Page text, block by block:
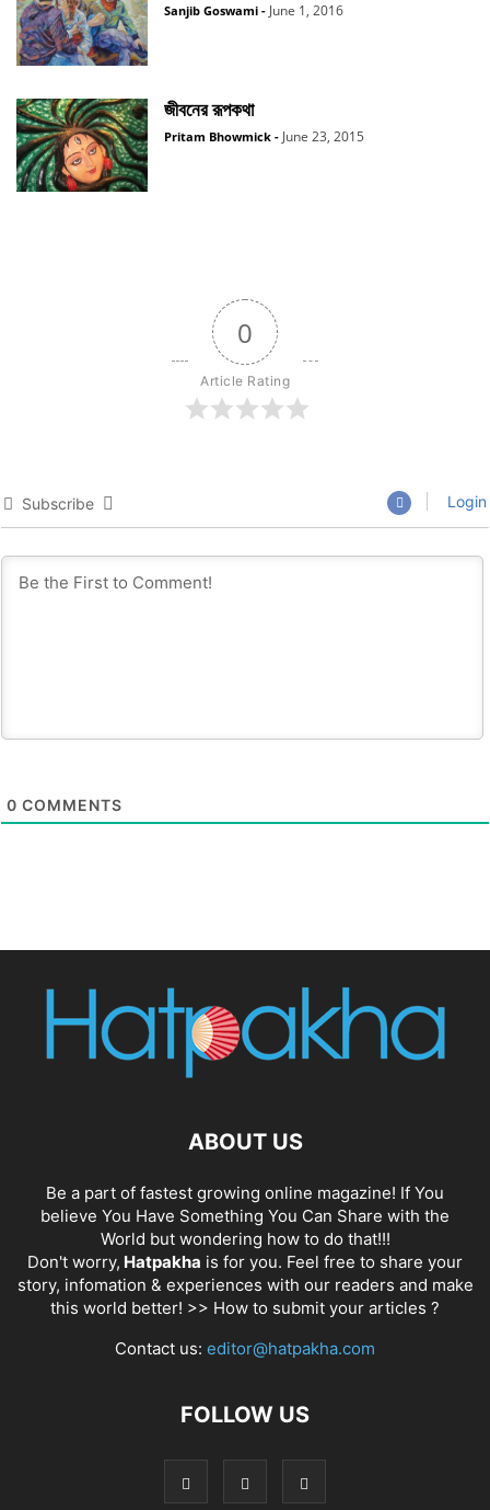
Sanjib Goswami - June 1, 2016
জীবনের রূপকথা
Pritam Bhowmick - June 23, 2015
0
Article Rating
Subscribe Login
0 COMMENTS
ABOUT US
Be a part of fastest growing online magazine! If You
believe You Have Something You Can Share with the
World but wondering how to do that!!!
Don't worry, Hatpakha is for you. Feel free to share your
story, infomation & experiences with our readers and make
this world better! >> How to submit your articles ?
Contact us: editor@hatpakha.com
FOLLOW US